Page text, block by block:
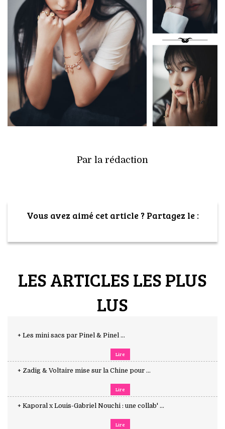
Par la rédaction
Vous avez aimé cet article ? Partagez le :
LES ARTICLES LES PLUS
LUS
+ Les mini sacs par Pinel & Pinel ...
Lire
+ Zadig & Voltaire mise sur la Chine pour ...
Lire
+ Kaporal x Louis-Gabriel Nouchi : une collab' ...
Lire